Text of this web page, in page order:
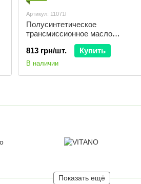
Артикул: 11071l
Полусинтетическое
трансмиссионное масло
FOSSER TSG 75W-90 GL 4 1L
813 грн/шт.
Купить
В наличии
Показать ещё